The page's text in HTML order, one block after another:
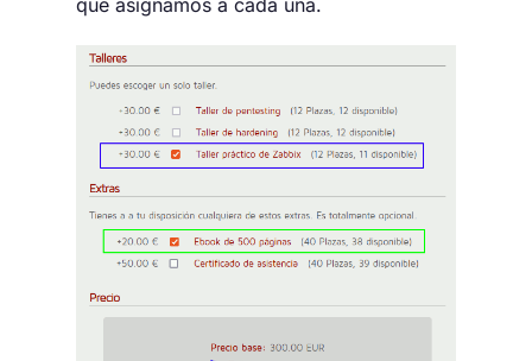
que asignamos a cada una.